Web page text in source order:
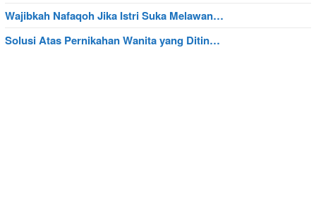
Wajibkah Nafaqoh Jika Istri Suka Melawan…
Solusi Atas Pernikahan Wanita yang Ditin…